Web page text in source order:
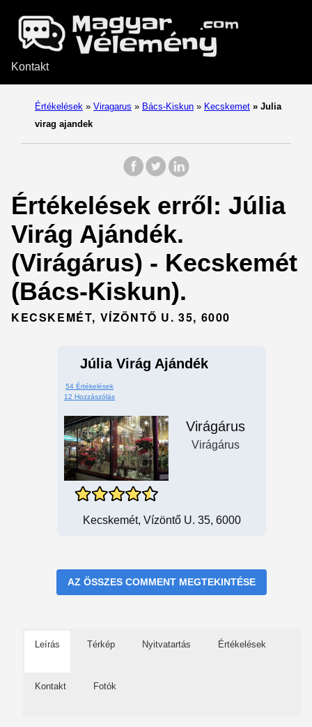
Kontakt
Értékelések » Viragarus » Bács-Kiskun » Kecskemet » Julia
virag ajandek
Értékelések erről: Júlia
Virág Ajándék.
(Virágárus) - Kecskemét
(Bács-Kiskun).
KECSKEMÉT, VÍZÖNTŐ U. 35, 6000
Júlia Virág Ajándék
54 Értékelések
12 Hozzászólás
Virágárus
Virágárus
Kecskemét, Vízöntő U. 35, 6000
AZ ÖSSZES COMMENT MEGTEKINTÉSE
Leírás Térkép Nyitvatartás Értékelések
Kontakt Fotók